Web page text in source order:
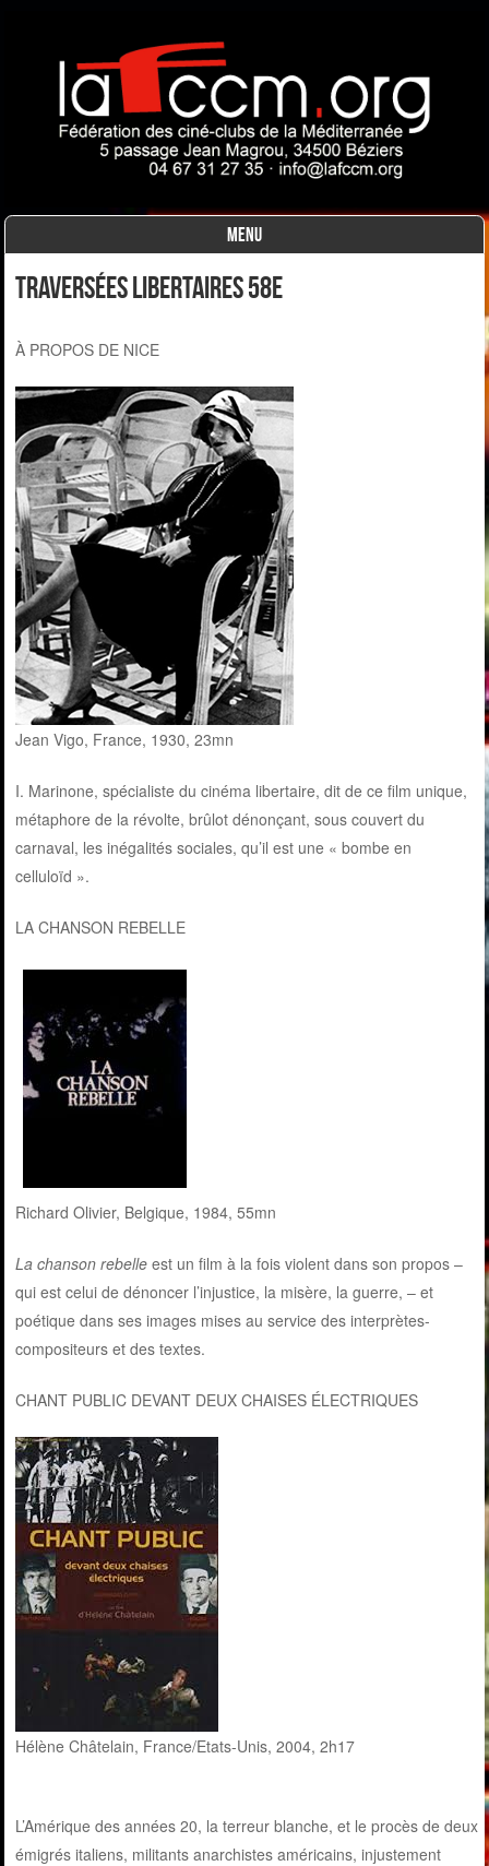
MENU
Skip to content
traversées libertaires 58e
À PROPOS DE NICE
Jean Vigo, France, 1930, 23mn
I. Marinone, spécialiste du cinéma libertaire, dit de ce film unique,
métaphore de la révolte, brûlot dénonçant, sous couvert du
carnaval, les inégalités sociales, qu’il est une « bombe en
celluloïd ».
LA CHANSON REBELLE
Richard Olivier, Belgique, 1984, 55mn
La chanson rebelleest un film à la fois violent dans son propos –
qui est celui de dénoncer l’injustice, la misère, la guerre, – et
poétique dans ses images mises au service des interprètes-
compositeurs et des textes.
CHANT PUBLIC DEVANT DEUX CHAISES ÉLECTRIQUES
Hélène Châtelain, France/Etats-Unis, 2004, 2h17
L’Amérique des années 20, la terreur blanche, et le procès de deux
émigrés italiens, militants anarchistes américains, injustement